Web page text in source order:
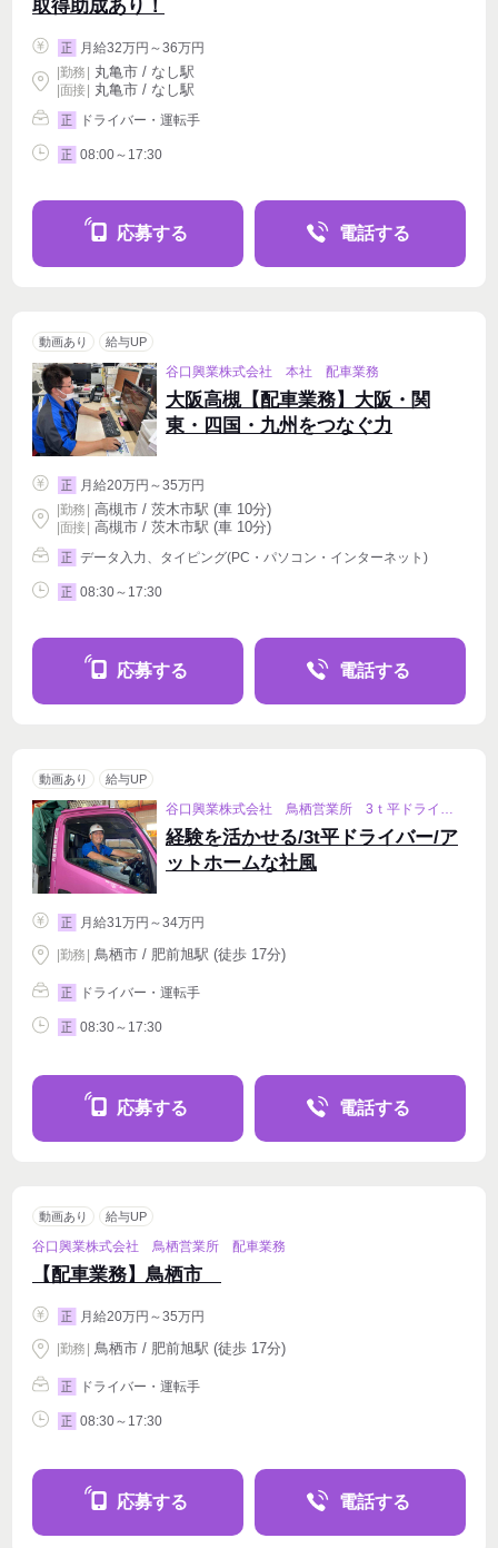
取得助成あり！
正
月給32万円～36万円
|勤務 丸亀市 / なし駅
| 面接 | 丸亀市 / なし駅
正 ドライバー・運転手
正 08:00～17:30
応募する 電話する
動画あり 給与UP
谷口興業株式会社 本社 配車業務
大阪高槻【配車業務】大阪・関
東・四国・九州をつなぐ力
正
月給20万円～35万円
|勤務 高槻市 / 茨木市駅 (車 10分)
| 面接 | 高槻市 / 茨木市駅 (車 10分)
正 データ入力、タイピング(PC・パソコン・インターネット)
正 08:30～17:30
応募する 電話する
動画あり 給与UP
谷口興業株式会社 鳥栖営業所 3ｔ平ドライバー
経験を活かせる/3t平ドライバー/ア
ットホームな社風
正 月給31万円～34万円
|勤務 鳥栖市 / 肥前旭駅 (徒歩 17分)
正 ドライバー・運転手
正 08:30～17:30
応募する 電話する
動画あり 給与UP
谷口興業株式会社 鳥栖営業所 配車業務
【配車業務】鳥栖市
正 月給20万円～35万円
|勤務 鳥栖市 / 肥前旭駅 (徒歩 17分)
正 ドライバー・運転手
正 08:30～17:30
応募する 電話する